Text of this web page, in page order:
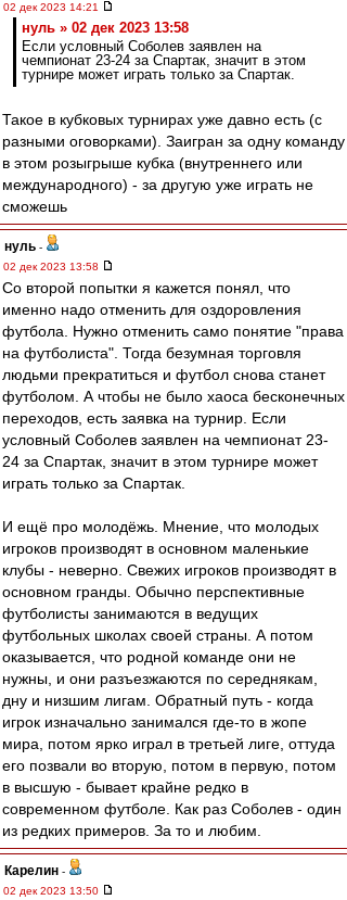
02 дек 2023 14:21
нуль » 02 дек 2023 13:58
Если условный Соболев заявлен на
чемпионат 23-24 за Спартак, значит в этом
турнире может играть только за Спартак.
Такое в кубковых турнирах уже давно есть (с
разными оговорками). Заигран за одну команду
в этом розыгрыше кубка (внутреннего или
международного) - за другую уже играть не
сможешь
нуль -
02 дек 2023 13:58
Со второй попытки я кажется понял, что
именно надо отменить для оздоровления
футбола. Нужно отменить само понятие "права
на футболиста". Тогда безумная торговля
людьми прекратиться и футбол снова станет
футболом. А чтобы не было хаоса бесконечных
переходов, есть заявка на турнир. Если
условный Соболев заявлен на чемпионат 23-
24 за Спартак, значит в этом турнире может
играть только за Спартак.
И ещё про молодёжь. Мнение, что молодых
игроков производят в основном маленькие
клубы - неверно. Свежих игроков производят в
основном гранды. Обычно перспективные
футболисты занимаются в ведущих
футбольных школах своей страны. А потом
оказывается, что родной команде они не
нужны, и они разъезжаются по середнякам,
дну и низшим лигам. Обратный путь - когда
игрок изначально занимался где-то в жопе
мира, потом ярко играл в третьей лиге, оттуда
его позвали во вторую, потом в первую, потом
в высшую - бывает крайне редко в
современном футболе. Как раз Соболев - один
из редких примеров. За то и любим.
Карелин -
02 дек 2023 13:50